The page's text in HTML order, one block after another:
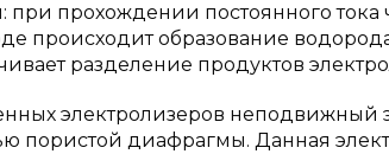
прохождении постоянного тока
происходит образование
разделение продуктов
электролизеров неподвижный
пористой диафрагмы. Данная